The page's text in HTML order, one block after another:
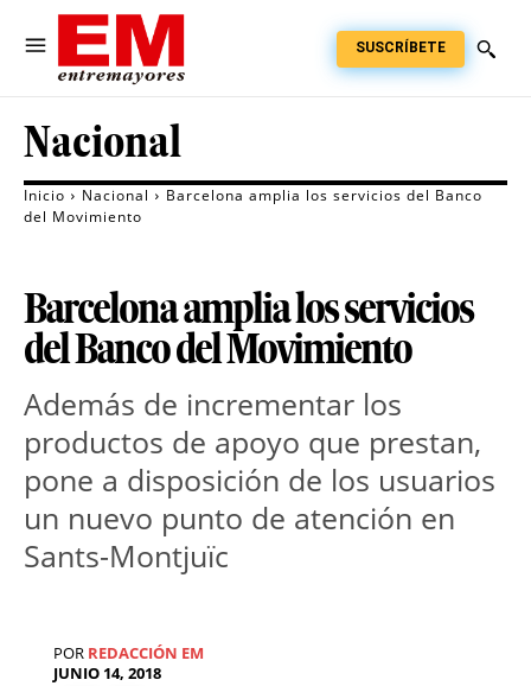
SUSCRÍBETE
Nacional
Inicio Nacional
Barcelona amplia los servicios del Banco
del Movimiento
Barcelona amplia los servicios
del Banco del Movimiento
Además de incrementar los
productos de apoyo que prestan,
pone a disposición de los usuarios
un nuevo punto de atención en
Sants-Montjuïc
POR REDACCIÓN EM
JUNIO 14, 2018